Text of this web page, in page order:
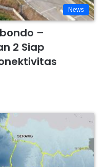
News
–
2 Siap